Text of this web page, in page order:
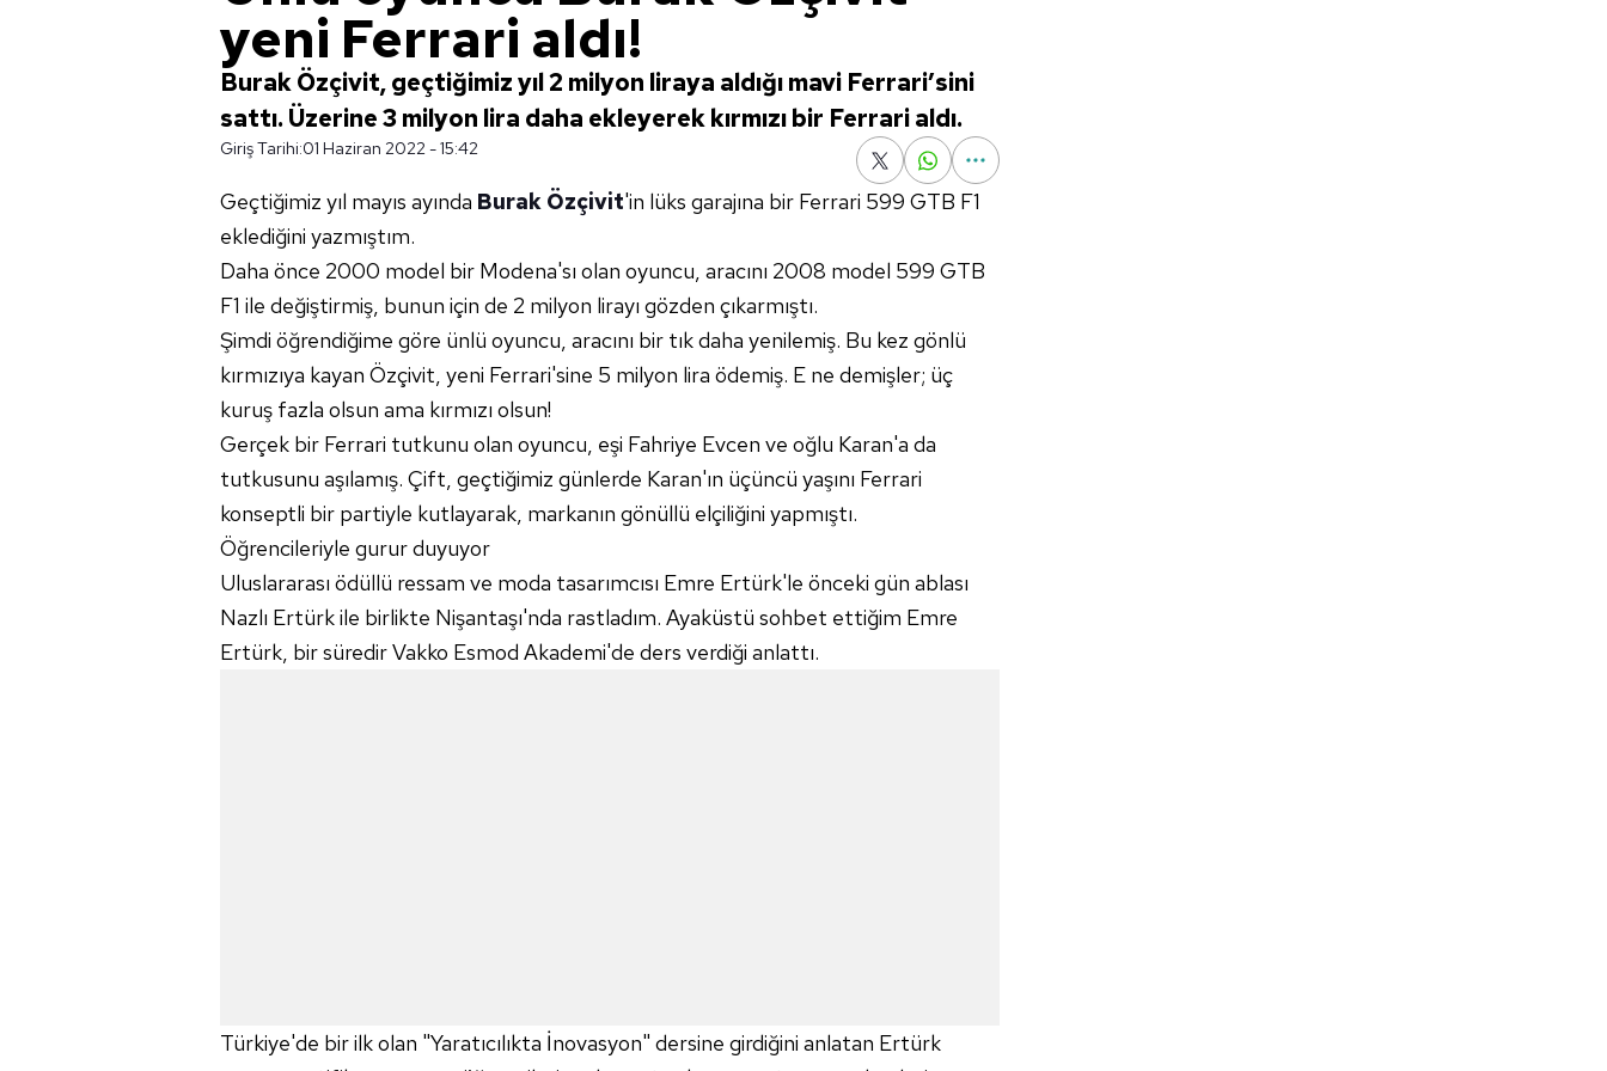
yeni Ferrari aldı!
Burak Özçivit, geçtiğimiz yıl 2 milyon liraya aldığı mavi Ferrari’sini
sattı. Üzerine 3 milyon lira daha ekleyerek kırmızı bir Ferrari aldı.
Giriş Tarihi:01 Haziran 2022 - 15:42
Geçtiğimiz yıl mayıs ayında Burak Özçivit'in lüks garajına bir Ferrari 599 GTB F1
eklediğini yazmıştım.
Daha önce 2000 model bir Modena'sı olan oyuncu, aracını 2008 model 599 GTB
F1 ile değiştirmiş, bunun için de 2 milyon lirayı gözden çıkarmıştı.
Şimdi öğrendiğime göre ünlü oyuncu, aracını bir tık daha yenilemiş. Bu kez gönlü
kırmızıya kayan Özçivit, yeni Ferrari'sine 5 milyon lira ödemiş. E ne demişler; üç
kuruş fazla olsun ama kırmızı olsun!
Gerçek bir Ferrari tutkunu olan oyuncu, eşi Fahriye Evcen ve oğlu Karan'a da
tutkusunu aşılamış. Çift, geçtiğimiz günlerde Karan'ın üçüncü yaşını Ferrari
konseptli bir partiyle kutlayarak, markanın gönüllü elçiliğini yapmıştı.
Öğrencileriyle gurur duyuyor
Uluslararası ödüllü ressam ve moda tasarımcısı Emre Ertürk'le önceki gün ablası
Nazlı Ertürk ile birlikte Nişantaşı'nda rastladım. Ayaküstü sohbet ettiğim Emre
Ertürk, bir süredir Vakko Esmod Akademi'de ders verdiği anlattı.
Türkiye'de bir ilk olan "Yaratıcılıkta İnovasyon" dersine girdiğini anlatan Ertürk